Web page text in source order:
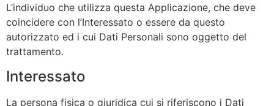
L’individuo che utilizza questa Applicazione, che deve
coincidere con l’Interessato o essere da questo
autorizzato ed i cui Dati Personali sono oggetto del
trattamento.
Interessato
La persona fisica o giuridica cui si riferiscono i Dati